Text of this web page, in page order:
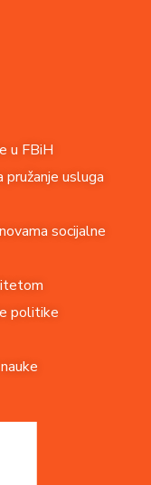
u FBiH
pružanje usluga
socijalne
politike